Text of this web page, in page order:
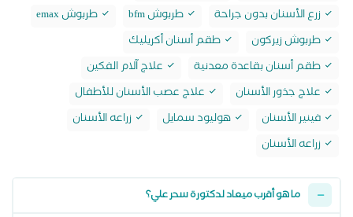
زرع الأسنان بدون جراحة
طربوش bfm
طربوش emax
طربوش زيركون
طقم أسنان أكريليك
طقم أسنان بقاعدة معدنية
علاج آلام الفكين
علاج جذور الأسنان
علاج عصب الأسنان للأطفال
فينير الأسنان
هوليود سمايل
زراعه الأسنان
زراعه الأسنان
ما هو أقرب ميعاد لدكتورة سحر علي؟